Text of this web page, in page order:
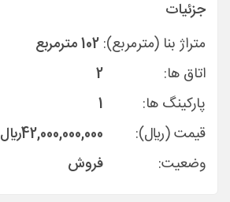
جزئیات
متراژ بنا (مترمربع): 102 مترمربع
اتاق ها:
2
پارکینگ ها:
1
قیمت (ريال):
42,000,000,000ريال
وضعیت:
فروش